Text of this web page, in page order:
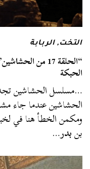
التخت,الربابة
“الحلقة 17 من
الحبكة
الحشاشين عندما جاء
ومكمن الخطأ هنا في
بنبدر…